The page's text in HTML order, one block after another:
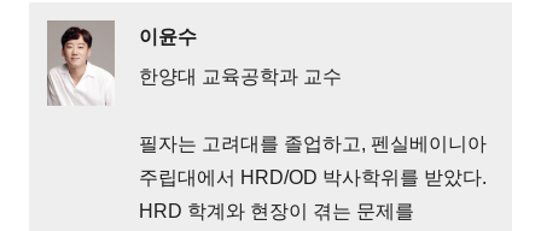
이윤수
한양대 교육공학과 교수
필자는 고려대를 졸업하고, 펜실베이니아
주립대에서 HRD/OD 박사학위를 받았다.
HRD 학계와 현장이 겪는 문제를